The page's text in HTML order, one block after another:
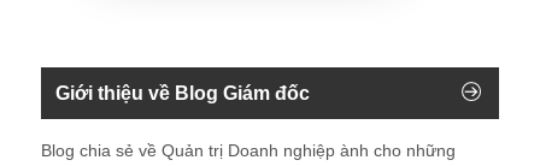
Giới thiệu về Blog Giám đốc
Blog chia sẻ về Quản trị Doanh nghiệp ành cho những